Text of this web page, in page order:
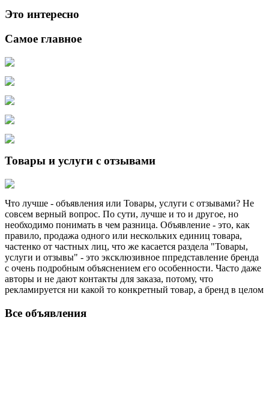
Это интересно
Самое главное
Товары и услуги с отзывами
Что лучше - объявления или Товары, услуги с отзывами? Не
совсем верный вопрос. По сути, лучше и то и другое, но
необходимо понимать в чем разница. Объявление - это, как
правило, продажа одного или нескольких единиц товара,
частенко от частных лиц, что же касается раздела "Товары,
услуги и отзывы" - это эксклюзивное ппредставление бренда
с очень подробным объяснением его особенности. Часто даже
авторы и не дают контакты для заказа, потому, что
рекламируется ни какой то конкретный товар, а бренд в целом
Все объявления